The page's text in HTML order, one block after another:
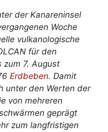
der Kanareninsel
Woche
vulkanologische
für den
zum 7. August
Erdbeben. Damit
unter den Werten der
von mehreren
geprägt
zum langfristigen